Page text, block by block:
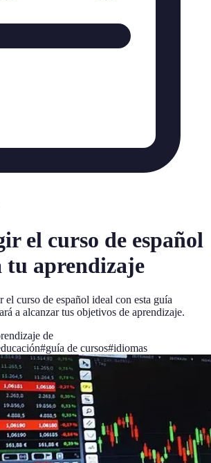
el curso de español
tu aprendizaje
el curso de español ideal con esta guía
a alcanzar tus objetivos de aprendizaje.
de
#guía de cursos#idiomas